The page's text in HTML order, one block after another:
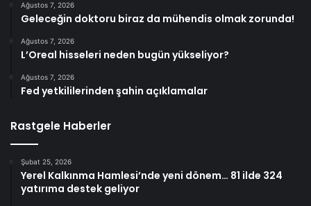
Ağustos 7, 2026
Geleceğin doktoru biraz da mühendis olmak zorunda!
Ağustos 7, 2026
L’Oreal hisseleri neden bugün yükseliyor?
Ağustos 7, 2026
Fed yetkililerinden şahin açıklamalar
Rastgele Haberler
Şubat 25, 2026
Yerel Kalkınma Hamlesi’nde yeni dönem… 81 ilde 324
yatırıma destek geliyor